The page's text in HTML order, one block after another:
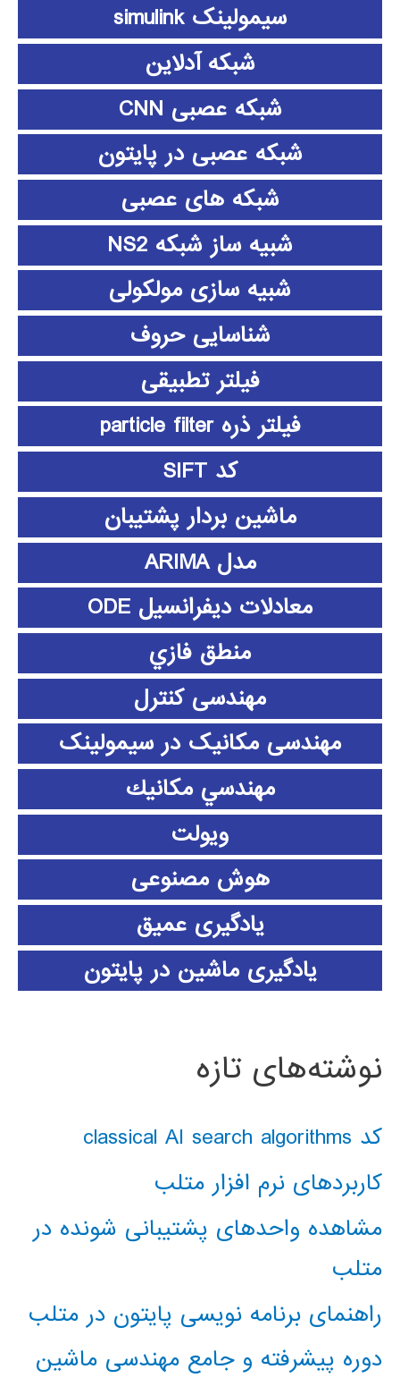
سیمولینک simulink
شبکه آدلاین
شبکه عصبی CNN
شبکه عصبی در پایتون
شبکه های عصبی
شبیه ساز شبکه NS2
شبیه سازی مولکولی
شناسایی حروف
فیلتر تطبیقی
فیلتر ذره particle filter
کد SIFT
ماشین بردار پشتیبان
مدل ARIMA
معادلات دیفرانسیل ODE
منطق فازي
مهندسی کنترل
مهندسی مکانیک در سیمولینک
مهندسي مكانيك
ویولت
هوش مصنوعی
یادگیری عمیق
یادگیری ماشین در پایتون
نوشته‌های تازه
کد classical AI search algorithms
کاربردهای نرم افزار متلب
مشاهده واحدهای پشتیبانی شونده در
متلب
راهنمای برنامه نویسی پایتون در متلب
دوره پیشرفته و جامع مهندسی ماشین